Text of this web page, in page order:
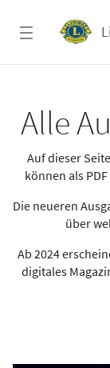
Alle
Auf dieser
können als
Die neueren
über
Ab 2024
digitales